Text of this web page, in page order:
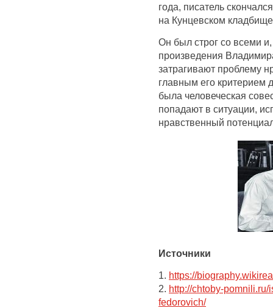
года, писатель
на Кунцевском
Он был строг со всеми
произведения
затрагивают проблему
главным его критерием
была человеческая
попадают в ситуации,
нравственный
Источники
1. https://
2. http://chtoby-
fedorovich/